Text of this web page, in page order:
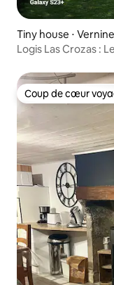
Tiny house ⋅
Logis Las Crozas :
Coup de cœur
Coup de cœur